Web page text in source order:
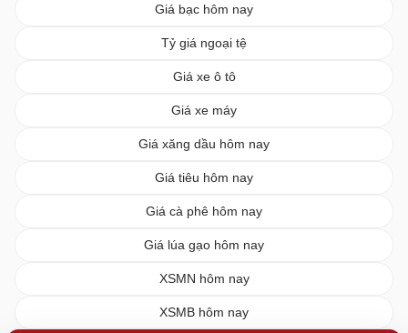
Giá bạc hôm nay
Tỷ giá ngoại tệ
Giá xe ô tô
Giá xe máy
Giá xăng dầu hôm nay
Giá tiêu hôm nay
Giá cà phê hôm nay
Giá lúa gạo hôm nay
XSMN hôm nay
XSMB hôm nay